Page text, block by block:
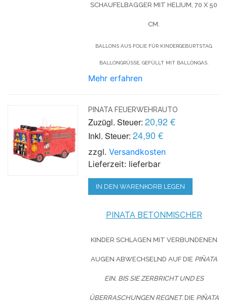
SCHAUFELBAGGER MIT HELIUM, 70 X 50
CM.
BALLONS AUS FOLIE FÜR KINDERGEBURTSTAG,
BALLONGRÜSSE, GEFÜLLT MIT BALLONGAS.
Mehr erfahren
PINATA FEUERWEHRAUTO
Zuzügl. Steuer: 20,92 €
Inkl. Steuer: 24,90 €
zzgl.Versandkosten
Lieferzeit: lieferbar
IN DEN WARENKORB LEGEN
PINATA BETONMISCHER
KINDER SCHLAGEN MIT VERBUNDENEN
AUGEN ABWECHSELND AUF DIE PIÑATA
EIN, BIS SIE ZERBRICHT UND ES
ÜBERRASCHUNGEN REGNET. DIE PIÑATA